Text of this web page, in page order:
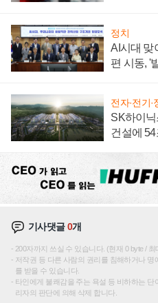
정치
AI시대 맞
편 시동, '
전자·전기·
SK하이닉
건설에
기사댓글0개
200자까지 쓰실 수 있습니다. (현재 0 byte / 최
저작권 등 다른 사람의 권리를 침해하거나
를 받을 수 있습니다.
타인에게 불쾌감을 주는 욕설 등 비하하는
리자의 판단에 의해 삭제 합니다.